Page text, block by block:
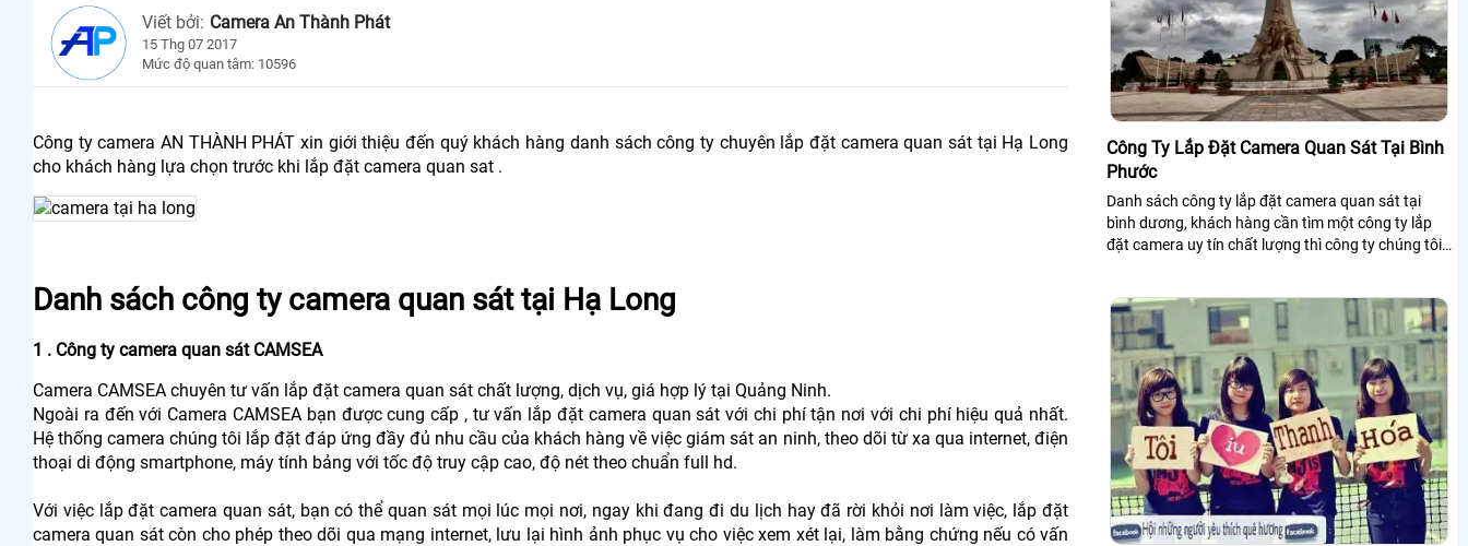
Viết bởi: Camera An Thành Phát
15 Thg 07 2017
Mức độ quan tâm: 10596
Công ty camera AN THÀNH PHÁT xin giới thiệu đến quý khách hàng danh sách công ty chuyên lắp đặt camera quan sát tại Hạ Long
cho khách hàng lựa chọn trước khi lắp đặt camera quan sat .
Danh sách công ty camera quan sát tại Hạ Long
1 . Công ty camera quan sát CAMSEA
Camera CAMSEA chuyên tư vấn lắp đặt camera quan sát chất lượng, dịch vụ, giá hợp lý tại Quảng Ninh.
Ngoài ra đến với Camera CAMSEA bạn được cung cấp , tư vấn lắp đặt camera quan sát với chi phí tận nơi với chi phí hiệu quả nhất.
Hệ thống camera chúng tôi lắp đặt đáp ứng đầy đủ nhu cầu của khách hàng về việc giám sát an ninh, theo dõi từ xa qua internet, điện
thoại di động smartphone, máy tính bảng với tốc độ truy cập cao, độ nét theo chuẩn full hd.
Với việc lắp đặt camera quan sát, bạn có thể quan sát mọi lúc mọi nơi, ngay khi đang đi du lịch hay đã rời khỏi nơi làm việc, lắp đặt
camera quan sát còn cho phép theo dõi qua mạng internet, lưu lại hình ảnh phục vụ cho việc xem xét lại, làm bằng chứng nếu có vấn
Công Ty Lắp Đặt Camera Quan Sát Tại Bình
Phước
Danh sách công ty lắp đặt camera quan sát tại
bình dương, khách hàng cần tìm một công ty lắp
đặt camera uy tín chất lượng thì công ty chúng tôi